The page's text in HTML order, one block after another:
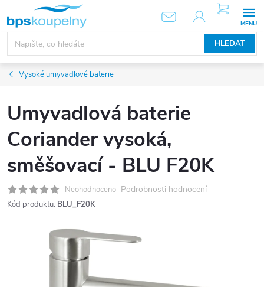
obsah
HLEDAT
NÁKUPNÍ
KOŠÍK
Vysoké umyvadlové baterie
Umyvadlová baterie
Coriander vysoká,
směšovací - BLU F20K
Neohodnoceno Podrobnosti hodnocení
Kód produktu: BLU_F20K